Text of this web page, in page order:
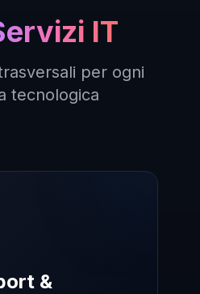
IT
per ogni
tecnologica
&